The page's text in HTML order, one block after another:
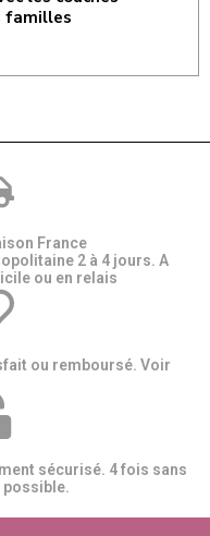
familles
France
2 à 4 jours. A
ou en relais​​
ou remboursé. Voir
sécurisé. 4 fois sans